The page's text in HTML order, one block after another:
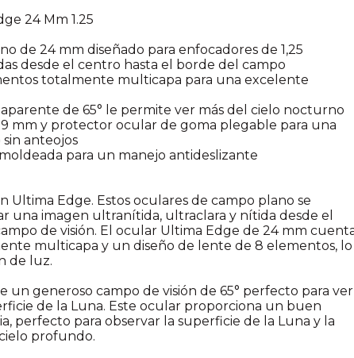
24 Mm 1.25
de 24 mm diseñado para enfocadores de 1,25
desde el centro hasta el borde del campo
totalmente multicapa para una excelente
de 65° le permite ver más del cielo nocturno
mm y protector ocular de goma plegable para una
anteojos
para un manejo antideslizante
Ultima Edge. Estos oculares de campo plano se
una imagen ultranítida, ultraclara y nítida desde el
de visión. El ocular Ultima Edge de 24 mm
multicapa y un diseño de lente de 8 elementos, lo
de luz.
un generoso campo de visión de 65° perfecto para ver
de la Luna. Este ocular proporciona un buen
perfecto para observar la superficie de la Luna y la
profundo.